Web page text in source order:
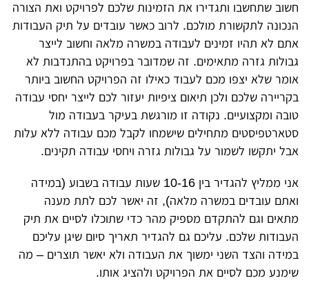
חשוב שתחשבו ותגדירו את הזמינות שלכם לפרויקט ואת הצורה
הנכונה לתקשורת מולכם. לרוב כאשר עובדים על תיק העבודות
אתם לא תהיו זמינים לעבודה במשרה מלאה וחשוב לייצר
גבולות גזרה מתאימים. זה שמדובר בפרויקט בהתנדבות לא
אומר שלא יצפו מכם לעבוד כאילו זה הפרויקט החשוב ביותר
בקריירה שלכם ולכן תיאום ציפיות יעזור לכם לייצר יחסי עבודה
טובה ומקצועיים. נקודה זו מורגשת בעיקר בעבודה מול
סטארטפיסטים מתחילים שישמחו לקבל מכם עבודה ללא עלות
אבל יתקשו לשמור על גבולות גזרה ויחסי עבודה תקינים.
אני ממליץ להגדיר בין 10-16 שעות עבודה בשבוע (במידה
ואתם עובדים במשרה מלאה), זה יאשר לכם לתת מענה
מתאים וגם להתקדם מספיק מהר כדי שתוכלו לסיים את תיק
העבודות שלכם. עליכם גם להגדיר תאריך סיום שיגן עליכם
במידה והצד השני ימשוך את העבודה ולא יאשר תוצרים – מה
שימנע מכם לסיים את הפרויקט ולהציג אותו.